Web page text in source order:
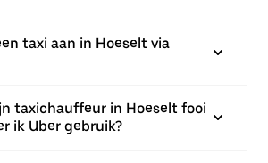
taxi aan in Hoeselt via
taxichauffeur in Hoeselt fooi
ik Uber gebruik?